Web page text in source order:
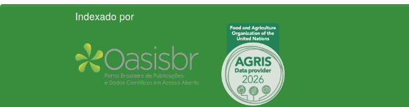
Indexado por